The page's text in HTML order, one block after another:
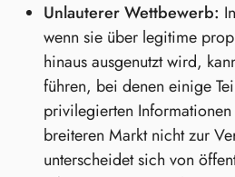
Unlauterer Wettbewerb:
wenn sie über legitime
hinaus ausgenutzt wird,
führen, bei denen einige
privilegierten
breiteren Markt nicht zur
unterscheidet sich von